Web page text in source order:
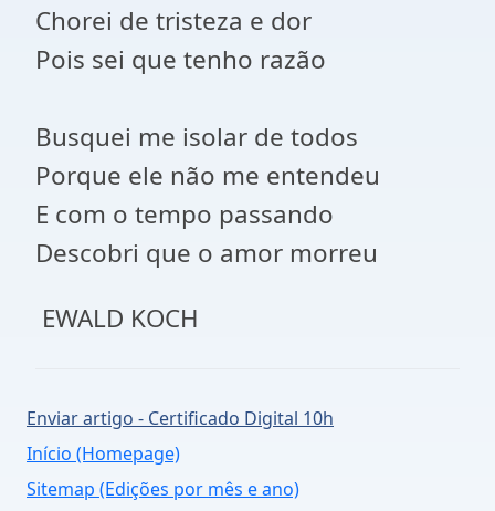
Chorei de tristeza e dor
Pois sei que tenho razão
Busquei me isolar de todos
Porque ele não me entendeu
E com o tempo passando
Descobri que o amor morreu
EWALD KOCH
Enviar artigo - Certificado Digital 10h
Início (Homepage)
Sitemap (Edições por mês e ano)